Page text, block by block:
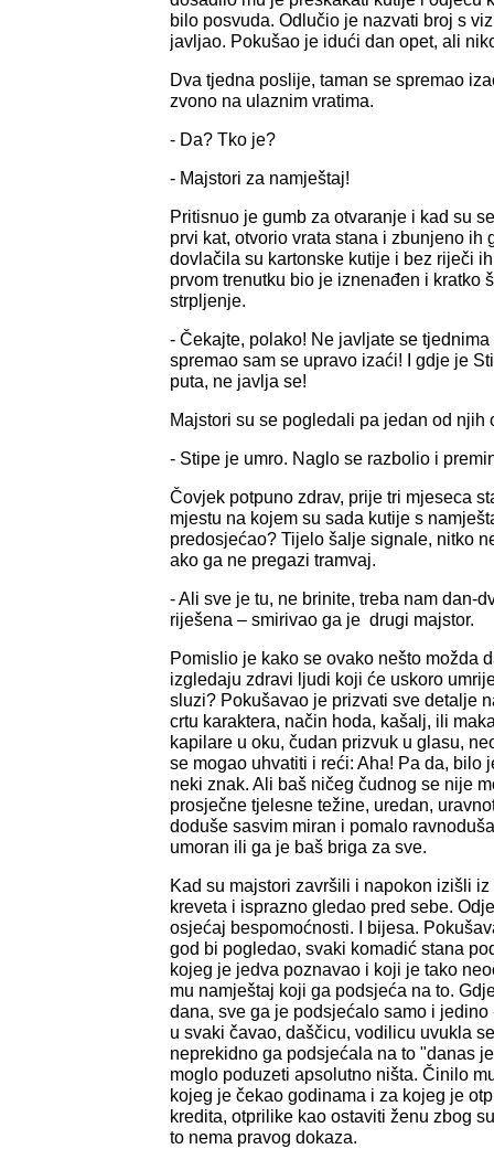
bilo posvuda. Odlučio je nazvati broj s
javljao. Pokušao je idući dan opet, ali
Dva tjedna poslije, taman se spremao
zvono na ulaznim vratima.
- Da? Tko je?
- Majstori za namještaj!
Pritisnuo je gumb za otvaranje i kad su
prvi kat, otvorio vrata stana i zbunjeno ih
dovlačila su kartonske kutije i bez riječi
prvom trenutku bio je iznenađen i kratko
strpljenje.
- Čekajte, polako! Ne javljate se
spremao sam se upravo izaći! I gdje je
puta, ne javlja se!
Majstori su se pogledali pa jedan od njih
- Stipe je umro. Naglo se razbolio i
Čovjek potpuno zdrav, prije tri mjeseca
mjestu na kojem su sada kutije s
predosjećao? Tijelo šalje signale, nitko
ako ga ne pregazi tramvaj.
- Ali sve je tu, ne brinite, treba nam dan-
riješena – smirivao ga je drugi majstor.
Pomislio je kako se ovako nešto možda
izgledaju zdravi ljudi koji će uskoro
sluzi? Pokušavao je prizvati sve detalje
crtu karaktera, način hoda, kašalj, ili
kapilare u oku, čudan prizvuk u glasu,
se mogao uhvatiti i reći: Aha! Pa da, bilo
neki znak. Ali baš ničeg čudnog se nije
prosječne tjelesne težine, uredan,
doduše sasvim miran i pomalo
umoran ili ga je baš briga za sve.
Kad su majstori završili i napokon izišli
kreveta i isprazno gledao pred sebe.
osjećaj bespomoćnosti. I bijesa.
god bi pogledao, svaki komadić stana
kojeg je jedva poznavao i koji je tako
mu namještaj koji ga podsjeća na to.
dana, sve ga je podsjećalo samo i
u svaki čavao, daščicu, vodilicu uvukla
neprekidno ga podsjećala na to "danas
moglo poduzeti apsolutno ništa. Činilo
kojeg je čekao godinama i za kojeg je
kredita, otprilike kao ostaviti ženu zbog
to nema pravog dokaza.